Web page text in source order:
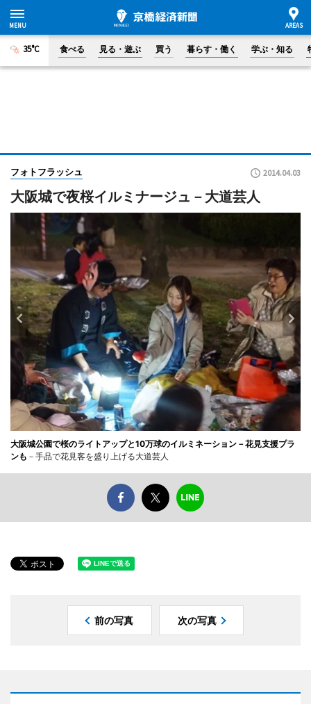
35°C 食べる 見る・遊ぶ 買う 暮らす・働く 学ぶ・知る
フォトフラッシュ 2014.04.03
大阪城で夜桜イルミナージュ－大道芸人
大阪城公園で桜のライトアップと10万球のイルミネーション－花見支援プラ
ンも －手品で花見客を盛り上げる大道芸人
前の写真 次の写真